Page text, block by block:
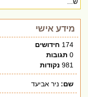
מידע אישי
174 חידושים
0 תגובות
981 נקודות
שם: ניר אביעד